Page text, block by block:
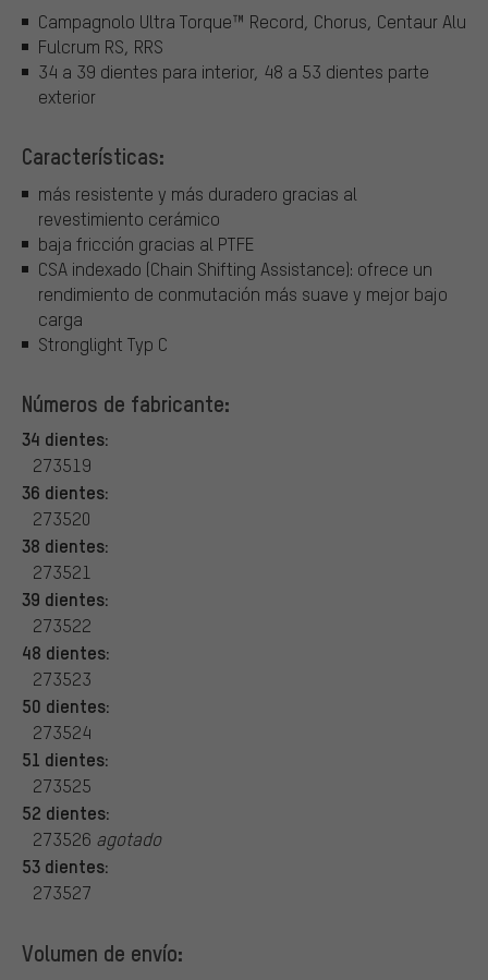
Campagnolo Ultra Torque™ Record, Chorus, Centaur Alu
Fulcrum RS, RRS
34 a 39 dientes para interior, 48 a 53 dientes parte
exterior
Características:
más resistente y más duradero gracias al
revestimiento cerámico
baja fricción gracias al PTFE
CSA indexado (Chain Shifting Assistance): ofrece un
rendimiento de conmutación más suave y mejor bajo
carga
Stronglight Typ C
Números de fabricante:
34 dientes:
273519
36 dientes:
273520
38 dientes:
273521
39 dientes:
273522
48 dientes:
273523
50 dientes:
273524
51 dientes:
273525
52 dientes:
273526 agotado
53 dientes:
273527
Volumen de envío: